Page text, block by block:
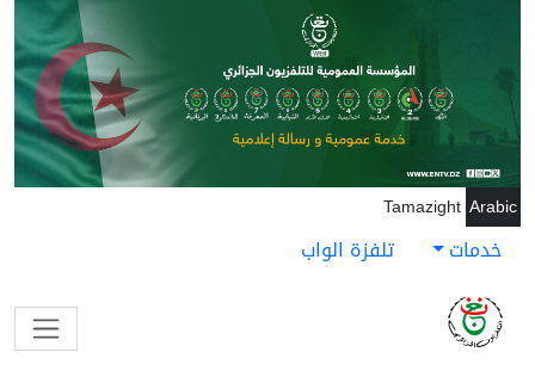
تجاوز إلى المحتوى الرئيسي
Arabic
Tamazight
خدمات تلفزة الواب